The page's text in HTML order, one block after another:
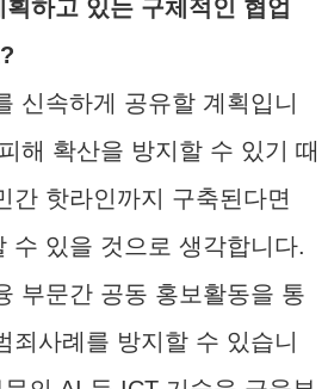
하고 있는 구체적인 협업
신속하게 공유할 계획입니
해 확산을 방지할 수 있기 때
간 핫라인까지 구축된다면
수 있을 것으로 생각합니다.
부문간 공동 홍보활동을 통
죄사례를 방지할 수 있습니